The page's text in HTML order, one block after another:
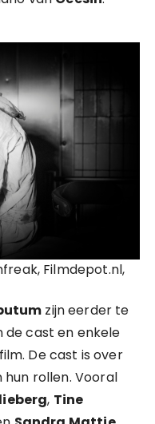
Filmdepot.nl,
zijn eerder te
cast en enkele
De cast is over
rollen. Vooral
, Tine